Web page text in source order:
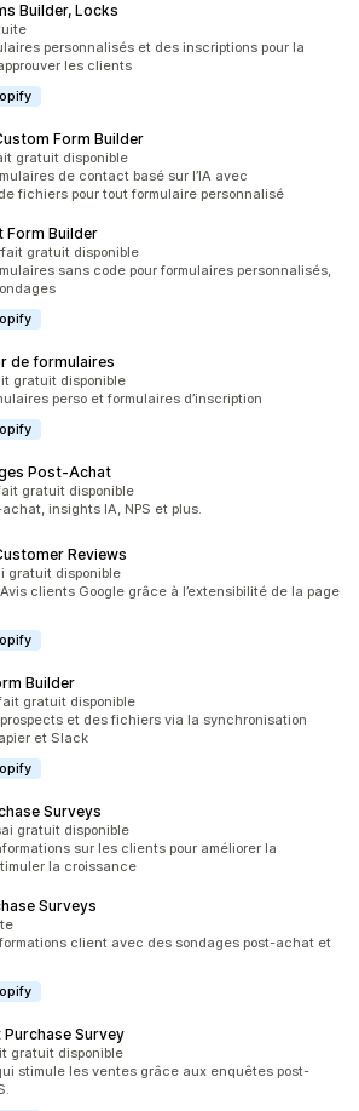
Builder, Locks
5
personnalisés et des inscriptions pour la
les clients
Form Builder
gratuit disponible
de contact basé sur l’IA avec
fichiers pour tout formulaire personnalisé
Form Builder
5
gratuit disponible
sans code pour formulaires personnalisés,
de formulaires
gratuit disponible
perso et formulaires d’inscription
Post‑Achat
gratuit disponible
insights IA, NPS et plus.
Reviews
5gratuit disponible
clients Google grâce à l’extensibilité de la page
Builder
gratuit disponible
et des fichiers via la synchronisation
et Slack
Surveys
5 gratuit disponible
sur les clients pour améliorer la
la croissance
Surveys
client avec des sondages post-achat et
Survey
gratuit disponible
stimule les ventes grâce aux enquêtes post-